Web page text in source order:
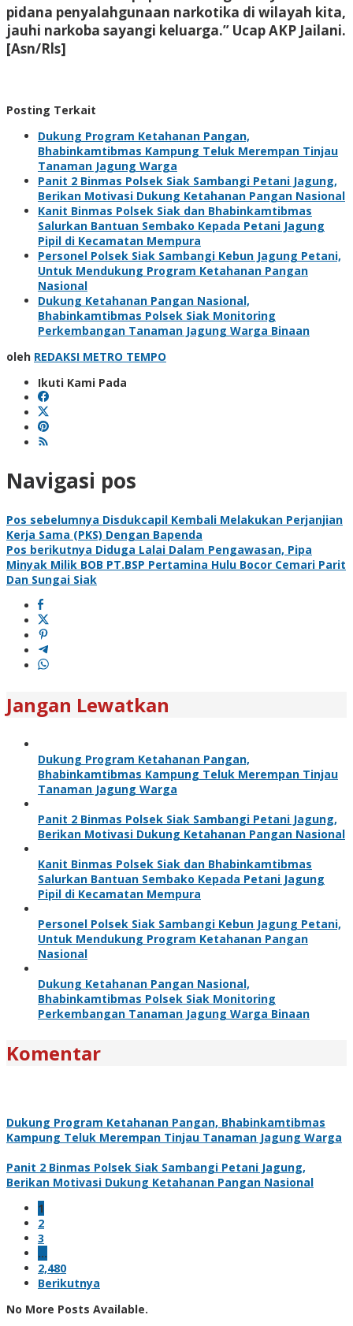
pidana penyalahgunaan narkotika di wilayah kita,
jauhi narkoba sayangi keluarga.” Ucap AKP Jailani.
[Asn/Rls]
Posting Terkait
Dukung Program Ketahanan Pangan,
Bhabinkamtibmas Kampung Teluk Merempan Tinjau
Tanaman Jagung Warga
Panit 2 Binmas Polsek Siak Sambangi Petani Jagung,
Berikan Motivasi Dukung Ketahanan Pangan Nasional
Kanit Binmas Polsek Siak dan Bhabinkamtibmas
Salurkan Bantuan Sembako Kepada Petani Jagung
Pipil di Kecamatan Mempura
Personel Polsek Siak Sambangi Kebun Jagung Petani,
Untuk Mendukung Program Ketahanan Pangan
Nasional
Dukung Ketahanan Pangan Nasional,
Bhabinkamtibmas Polsek Siak Monitoring
Perkembangan Tanaman Jagung Warga Binaan
oleh REDAKSI METRO TEMPO
Ikuti Kami Pada
Navigasi pos
Pos sebelumnya Disdukcapil Kembali Melakukan Perjanjian
Kerja Sama (PKS) Dengan Bapenda
Pos berikutnya Diduga Lalai Dalam Pengawasan, Pipa
Minyak Milik BOB PT.BSP Pertamina Hulu Bocor Cemari Parit
Dan Sungai Siak
Jangan Lewatkan
Dukung Program Ketahanan Pangan,
Bhabinkamtibmas Kampung Teluk Merempan Tinjau
Tanaman Jagung Warga
Panit 2 Binmas Polsek Siak Sambangi Petani Jagung,
Berikan Motivasi Dukung Ketahanan Pangan Nasional
Kanit Binmas Polsek Siak dan Bhabinkamtibmas
Salurkan Bantuan Sembako Kepada Petani Jagung
Pipil di Kecamatan Mempura
Personel Polsek Siak Sambangi Kebun Jagung Petani,
Untuk Mendukung Program Ketahanan Pangan
Nasional
Dukung Ketahanan Pangan Nasional,
Bhabinkamtibmas Polsek Siak Monitoring
Perkembangan Tanaman Jagung Warga Binaan
Komentar
Dukung Program Ketahanan Pangan, Bhabinkamtibmas
Kampung Teluk Merempan Tinjau Tanaman Jagung Warga
Panit 2 Binmas Polsek Siak Sambangi Petani Jagung,
Berikan Motivasi Dukung Ketahanan Pangan Nasional
1
2
3
…
2,480
Berikutnya
No More Posts Available.